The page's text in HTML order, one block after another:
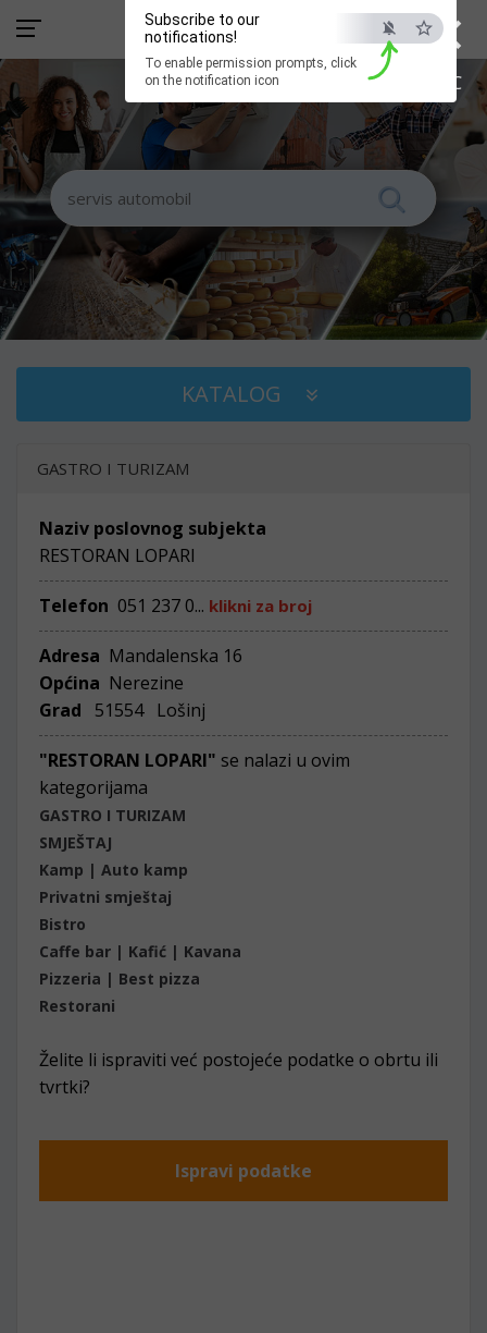
×
ESC
Subscribe to our
notifications!
To enable permission prompts, click
on the notification icon
KATALOG
GASTRO I TURIZAM
Naziv poslovnog subjekta
RESTORAN LOPARI
Telefon 051 237 0... klikni za broj
Adresa Mandalenska 16
Općina Nerezine
Grad
51554 Lošinj
"RESTORAN LOPARI" se nalazi u ovim
kategorijama
GASTRO I TURIZAM
SMJEŠTAJ
Kamp | Auto kamp
Privatni smještaj
Bistro
Caffe bar | Kafić | Kavana
Pizzeria | Best pizza
Restorani
Želite li ispraviti već postojeće podatke o obrtu ili
tvrtki?
Ispravi podatke